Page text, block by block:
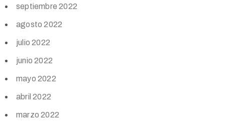
septiembre 2022
agosto 2022
julio 2022
junio 2022
mayo 2022
abril 2022
marzo 2022